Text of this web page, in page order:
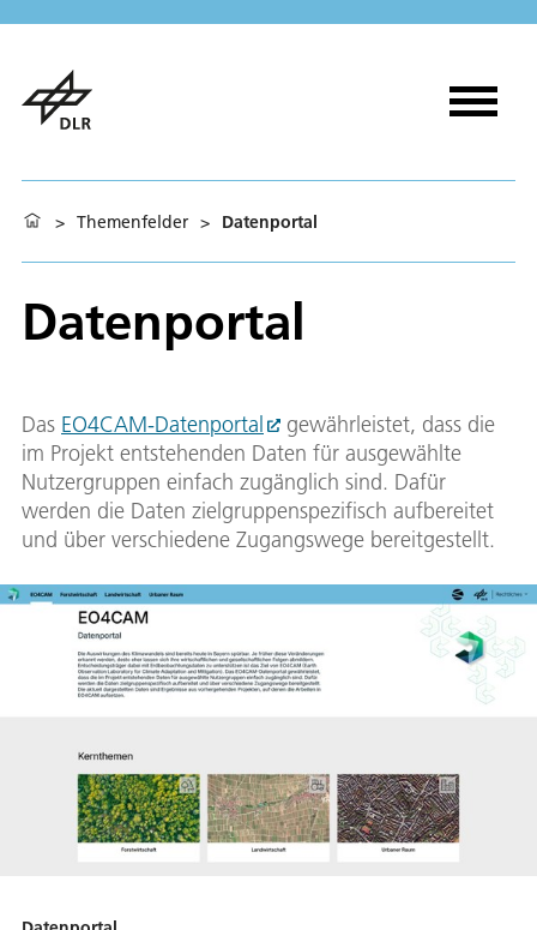
> Themenfelder > Datenportal
Datenportal
Das EO4CAM-Datenportal
gewährleistet, dass die
im Projekt entstehenden Daten für ausgewählte
Nutzergruppen einfach zugänglich sind. Dafür
werden die Daten zielgruppenspezifisch aufbereitet
und über verschiedene Zugangswege bereitgestellt.